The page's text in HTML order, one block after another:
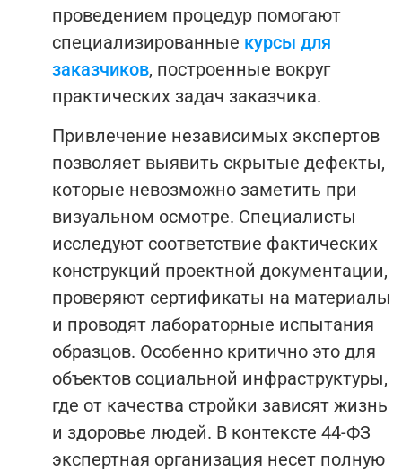
проведением процедур помогают
специализированные курсы для
заказчиков, построенные вокруг
практических задач заказчика.
Привлечение независимых экспертов
позволяет выявить скрытые дефекты,
которые невозможно заметить при
визуальном осмотре. Специалисты
исследуют соответствие фактических
конструкций проектной документации,
проверяют сертификаты на материалы
и проводят лабораторные испытания
образцов. Особенно критично это для
объектов социальной инфраструктуры,
где от качества стройки зависят жизнь
и здоровье людей. В контексте 44-ФЗ
экспертная организация несет полную